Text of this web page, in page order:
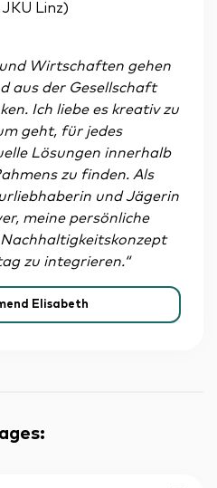
Elisabeth
Linz)
Wirtschaften gehen
aus der Gesellschaft
Ich liebe es kreativ zu
geht, für jedes
Lösungen innerhalb
zu finden. Als
und Jägerin
meine persönliche
zu integrieren.“
: